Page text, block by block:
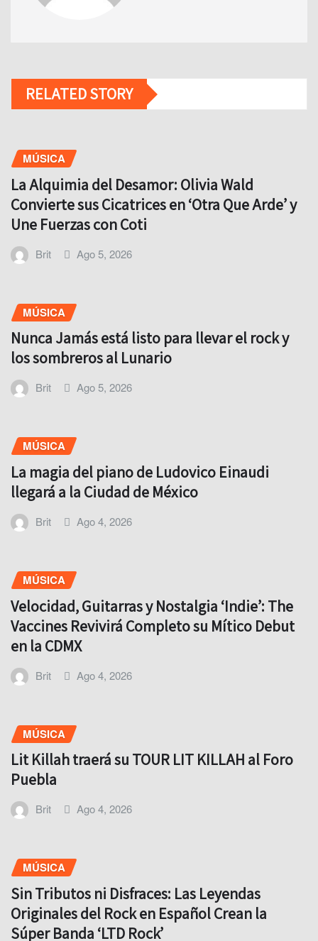
RELATED STORY
MÚSICA
La Alquimia del Desamor: Olivia Wald
Convierte sus Cicatrices en ‘Otra Que Arde’ y
Une Fuerzas con Coti
Brit Ago 5, 2026
MÚSICA
Nunca Jamás está listo para llevar el rock y
los sombreros al Lunario
Brit Ago 5, 2026
MÚSICA
La magia del piano de Ludovico Einaudi
llegará a la Ciudad de México
Brit Ago 4, 2026
MÚSICA
Velocidad, Guitarras y Nostalgia ‘Indie’: The
Vaccines Revivirá Completo su Mítico Debut
en la CDMX
Brit Ago 4, 2026
MÚSICA
Lit Killah traerá su TOUR LIT KILLAH al Foro
Puebla
Brit Ago 4, 2026
MÚSICA
Sin Tributos ni Disfraces: Las Leyendas
Originales del Rock en Español Crean la
Súper Banda ‘LTD Rock’